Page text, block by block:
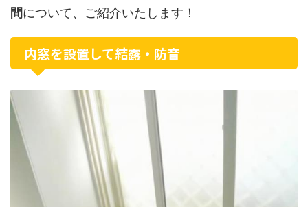
間について、ご紹介いたします！
内窓を設置して結露・防音